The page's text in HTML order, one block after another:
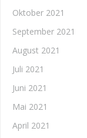
Oktober 2021
September 2021
August 2021
Juli 2021
Juni 2021
Mai 2021
April 2021